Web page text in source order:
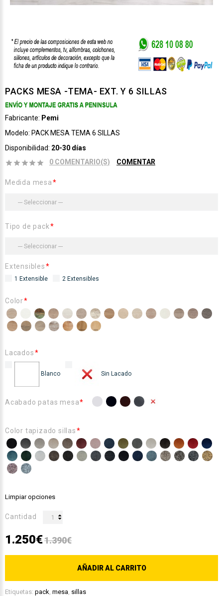
PACKS MESA -TEMA- EXT. Y 6 SILLAS
Fabricante: Pemi
Modelo: PACK MESA TEMA 6 SILLAS
Disponibilidad: 20-30 días
0 COMENTARIO(S)
COMENTAR
Medida mesa
Tipo de pack
Extensibles
1 Extensible 2 Extensibles
Color
Lacados
Blanco Sin Lacado
Acabado patas mesa
Color tapizado sillas
Limpiar opciones
Cantidad
1.250€1.390€
AÑADIR AL CARRITO
Etiquetas: pack mesa sillas